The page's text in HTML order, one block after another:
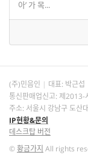
아’ 가 목...
(주)민음인 대표: 박근섭
통신판매업신고: 제
주소: 서울시 강남구 도산
IP현황&문의
데스크탑 버전
©황금가지 All rights